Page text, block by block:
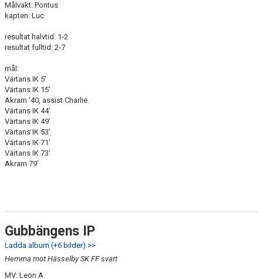
Målvakt: Pontus
kapten: Luc
resultat halvtid: 1-2
resultat fulltid: 2-7
mål:
Värtans IK 5’
Värtans IK 15’
Akram ’40, assist Charlie.
Värtans IK 44’
Värtans IK 49’
Värtans IK 53’
Värtans IK 71’
Värtans IK 73’
Akram 79’
Gubbängens IP
Ladda album (+6 bilder) >>
Hemma mot Hässelby SK FF svart
MV: Leon A